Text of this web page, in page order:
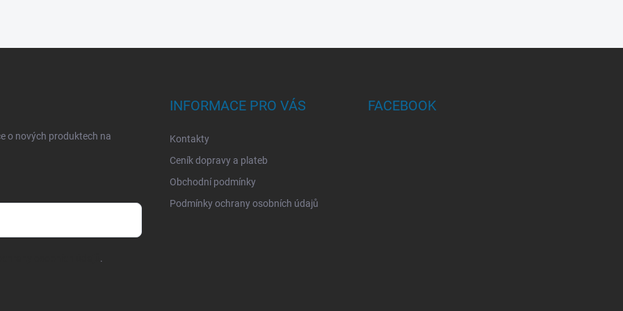
o nových produktech na
.
INFORMACE PRO VÁS
Kontakty
Ceník dopravy a plateb
Obchodní podmínky
Podmínky ochrany osobních údajů
FACEBOOK